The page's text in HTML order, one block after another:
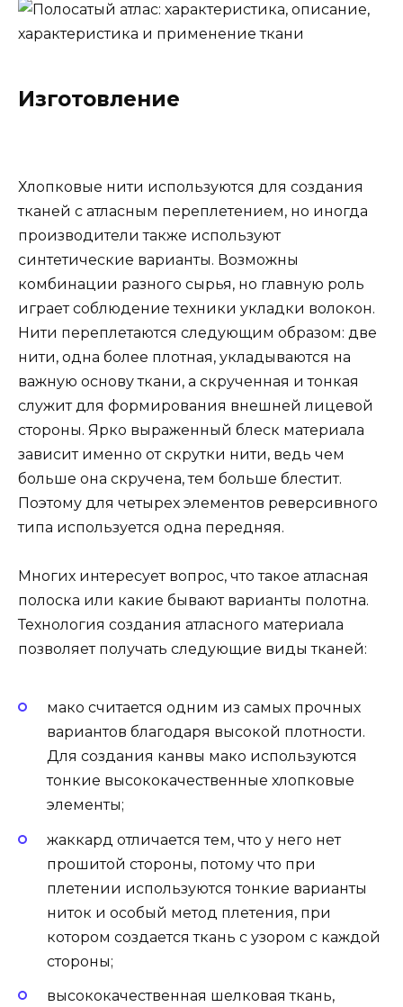
Изготовление
Хлопковые нити используются для создания
тканей с атласным переплетением, но иногда
производители также используют
синтетические варианты. Возможны
комбинации разного сырья, но главную роль
играет соблюдение техники укладки волокон.
Нити переплетаются следующим образом: две
нити, одна более плотная, укладываются на
важную основу ткани, а скрученная и тонкая
служит для формирования внешней лицевой
стороны. Ярко выраженный блеск материала
зависит именно от скрутки нити, ведь чем
больше она скручена, тем больше блестит.
Поэтому для четырех элементов реверсивного
типа используется одна передняя.
Многих интересует вопрос, что такое атласная
полоска или какие бывают варианты полотна.
Технология создания атласного материала
позволяет получать следующие виды тканей:
мако считается одним из самых прочных
вариантов благодаря высокой плотности.
Для создания канвы мако используются
тонкие высококачественные хлопковые
элементы;
жаккард отличается тем, что у него нет
прошитой стороны, потому что при
плетении используются тонкие варианты
ниток и особый метод плетения, при
котором создается ткань с узором с каждой
стороны;
высококачественная шелковая ткань,